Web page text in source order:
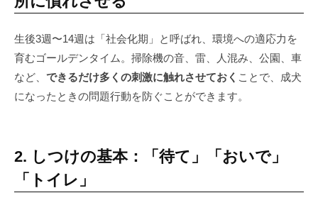
生後3週〜14週は「社会化期」と呼ばれ、環境への適応力を
育むゴールデンタイム。掃除機の音、雷、人混み、公園、車
など、 できるだけ多くの刺激に触れさせておく ことで、成犬
になったときの問題行動を防ぐことができます。
2. しつけの基本：「待て」「おいで」
「トイレ」